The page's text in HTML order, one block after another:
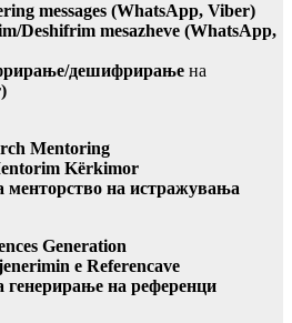
messages (WhatsApp, Viber)
Deshifrim mesazheve (WhatsApp,
дешифрирање на
Mentoring
Kërkimor
менторство на истражувања
Generation
e Referencave
генерирање на референци